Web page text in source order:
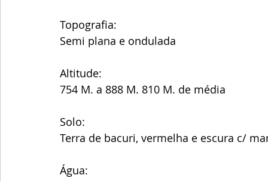
Topografia:
Semi plana e ondulada
Altitude:
754 M. a 888 M. 810 M. de média
Solo:
Terra de bacuri, vermelha e escura c/
Água: